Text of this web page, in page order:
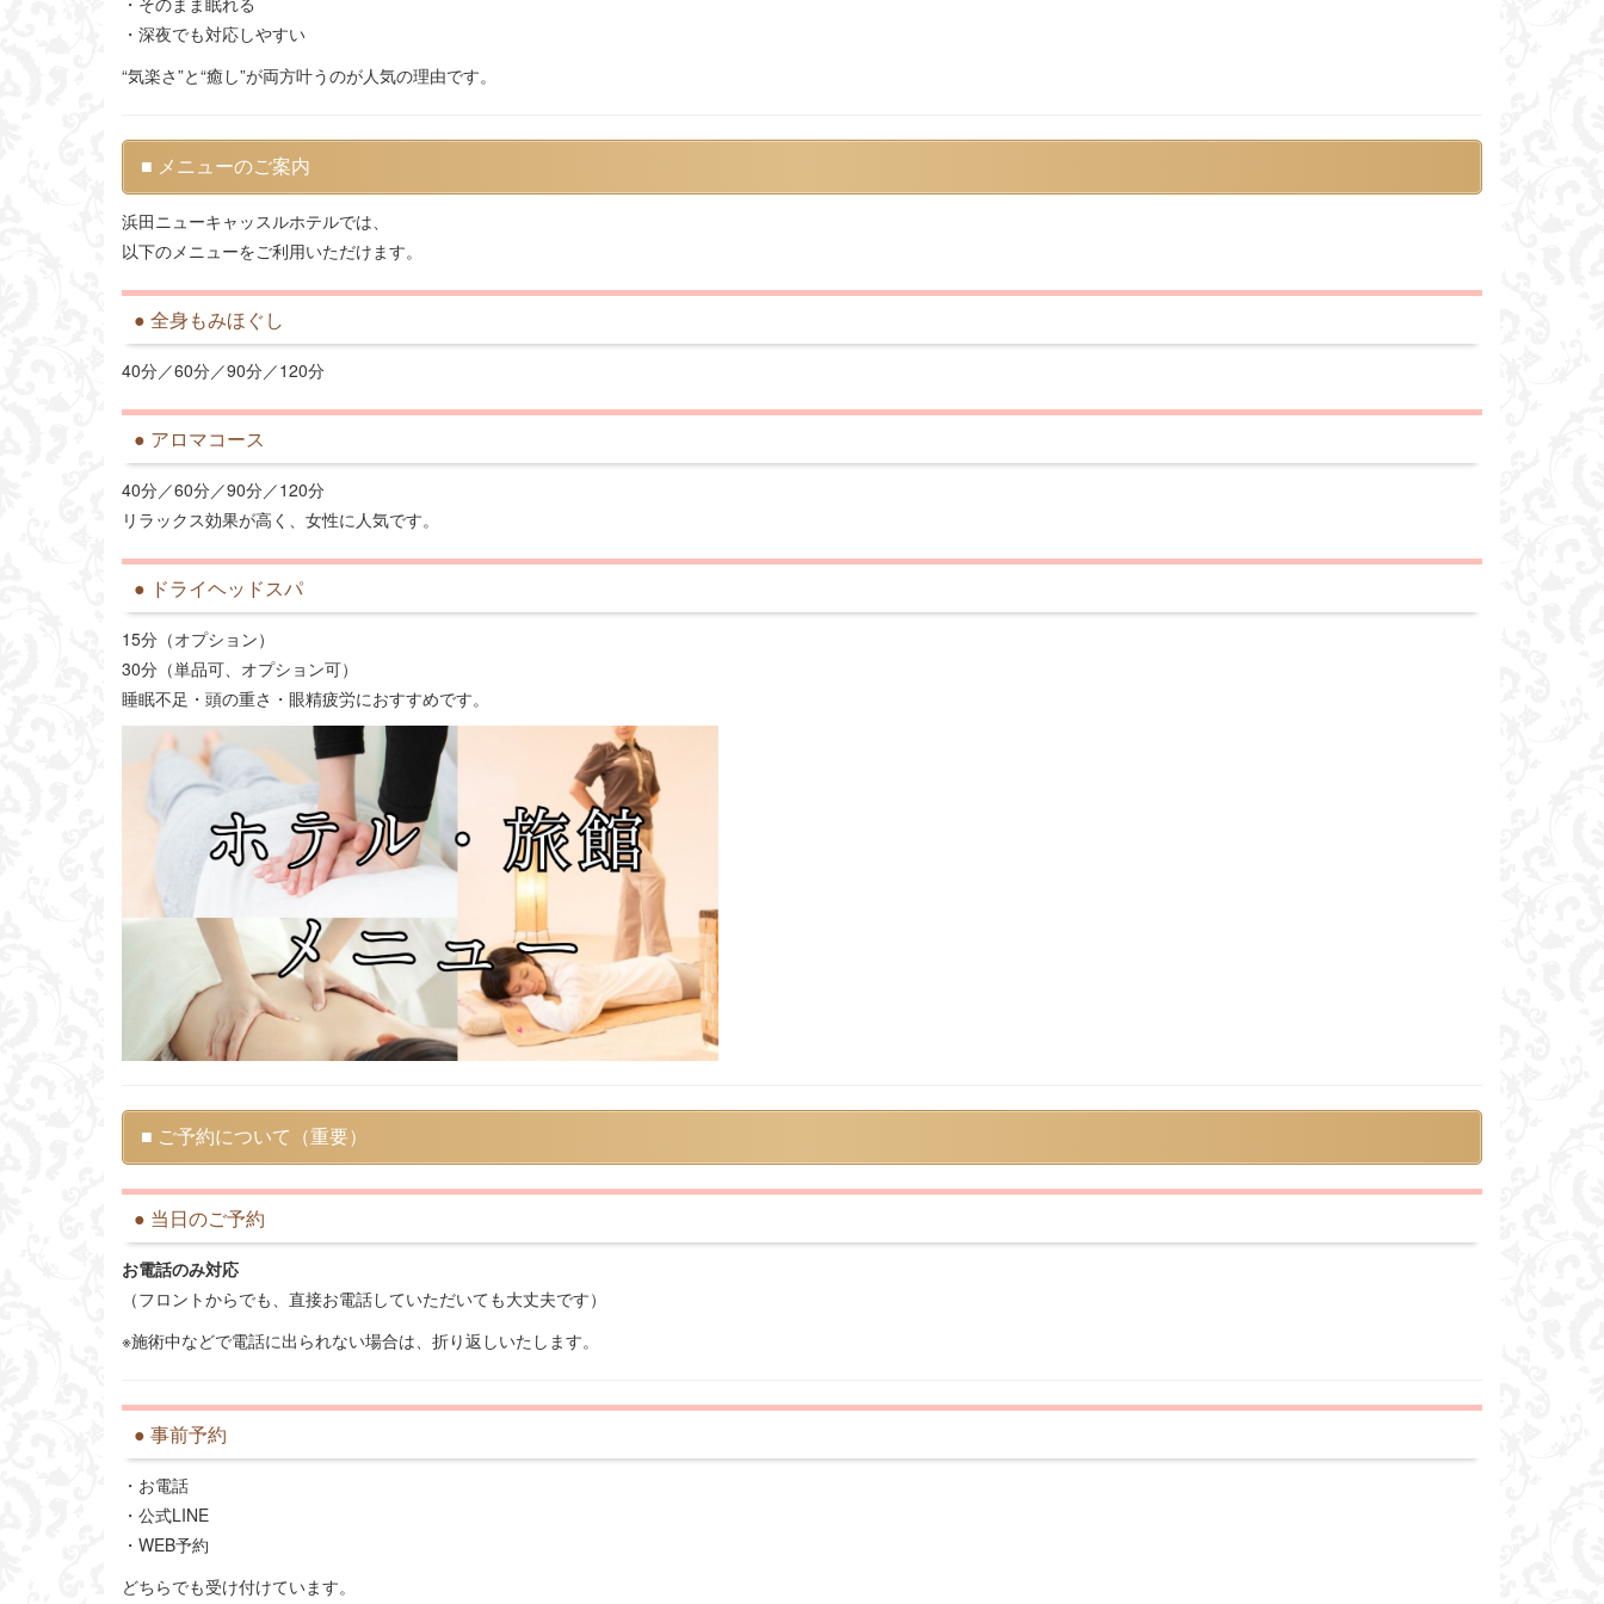
・深夜でも対応しやすい
“気楽さ”と“癒し”が両方叶うのが人気の理由です。
■ メニューのご案内
浜田ニューキャッスルホテルでは、
以下のメニューをご利用いただけます。
● 全身もみほぐし
40分／60分／90分／120分
● アロマコース
40分／60分／90分／120分
リラックス効果が高く、女性に人気です。
● ドライヘッドスパ
15分（オプション）
30分（単品可、オプション可）
睡眠不足・頭の重さ・眼精疲労におすすめです。
■ ご予約について（重要）
● 当日のご予約
お電話のみ対応
（フロントからでも、直接お電話していただいても大丈夫です）
※施術中などで電話に出られない場合は、折り返しいたします。
● 事前予約
・お電話
・公式LINE
・WEB予約
どちらでも受け付けています。